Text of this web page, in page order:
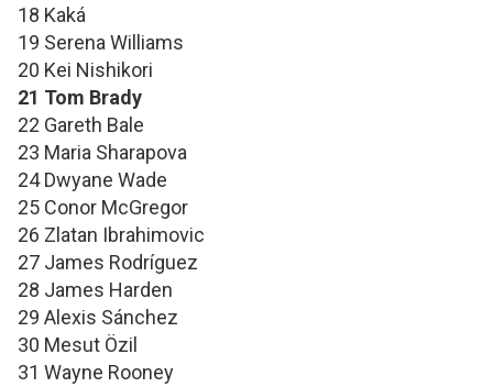
18 Kaká
19 Serena Williams
20 Kei Nishikori
21 Tom Brady
22 Gareth Bale
23 Maria Sharapova
24 Dwyane Wade
25 Conor McGregor
26 Zlatan Ibrahimovic
27 James Rodríguez
28 James Harden
29 Alexis Sánchez
30 Mesut Özil
31 Wayne Rooney